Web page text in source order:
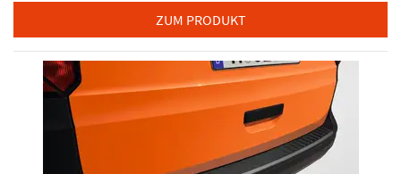
ZUM PRODUKT